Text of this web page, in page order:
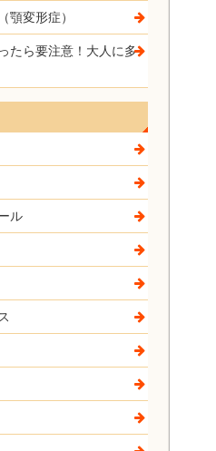
顎変形症）
たら要注意！大人に多
ル